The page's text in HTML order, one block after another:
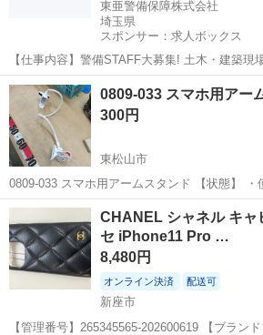
東亜警備保障株式会社
埼玉県
スポンサー：求人ボックス
【仕事内容】警備STAFF大募集! 土木・建築現
ライブ・フェス・お祭り・花火大会などのイベ
です。 事故や渋滞といったトラブルが起きない
願いします。 トラブルを未然に防ぎ...
アルバイト・パート
0809-033 スマホ用アー
300円
東松山市
0809-033 スマホ用アームスタンド 【状態】 ・使用に伴う多少のス
レ、キズ、落としきれない汚れなどございます
ください ・お値引きは出来かねますのでご了
め、...
埼玉 東松山市 その他 現地
CHANEL シャネル キャ
セ iPhone11 Pro …
8,480円
オンライン決済 配送可
新座市
【管理番号】265345565-202600619 【ブランド】CHANEL/シャネル